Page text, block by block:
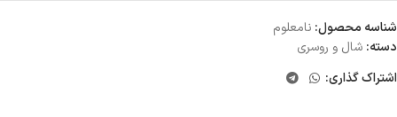
شناسه محصول: نامعلوم
دسته: شال و روسری
اشتراک گذاری: